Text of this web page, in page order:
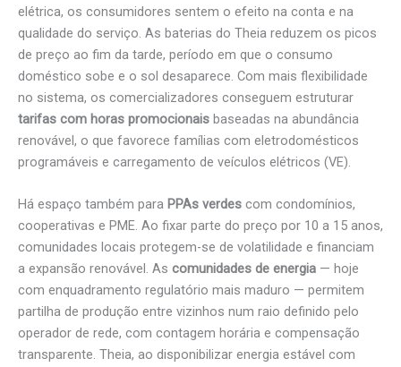
elétrica, os consumidores sentem o efeito na conta e na
qualidade do serviço. As baterias do Theia reduzem os picos
de preço ao fim da tarde, período em que o consumo
doméstico sobe e o sol desaparece. Com mais flexibilidade
no sistema, os comercializadores conseguem estruturar
tarifas com horas promocionais baseadas na abundância
renovável, o que favorece famílias com eletrodomésticos
programáveis e carregamento de veículos elétricos (VE).
Há espaço também para PPAs verdes com condomínios,
cooperativas e PME. Ao fixar parte do preço por 10 a 15 anos,
comunidades locais protegem-se de volatilidade e financiam
a expansão renovável. As comunidades de energia — hoje
com enquadramento regulatório mais maduro — permitem
partilha de produção entre vizinhos num raio definido pelo
operador de rede, com contagem horária e compensação
transparente. Theia, ao disponibilizar energia estável com